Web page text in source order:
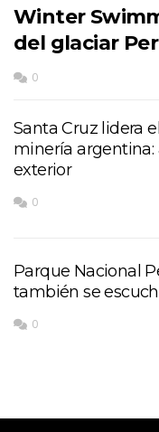
Winter
del glaciar
0
Santa Cruz lidera
minería argentina:
exterior
0
Parque Nacional
también se
0